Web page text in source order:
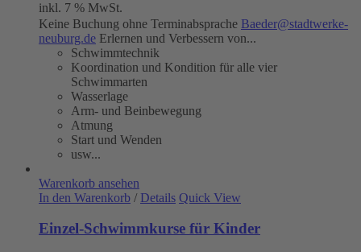
inkl. 7 % MwSt.
Keine Buchung ohne Terminabsprache Baeder@stadtwerke-
neuburg.de Erlernen und Verbessern von...
Schwimmtechnik
Koordination und Kondition für alle vier
Schwimmarten
Wasserlage
Arm- und Beinbewegung
Atmung
Start und Wenden
usw...
Warenkorb ansehen
In den Warenkorb / Details Quick View
Einzel-Schwimmkurse für Kinder